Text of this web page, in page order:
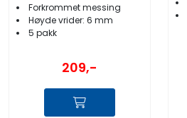
Forkrommet messing
Høyde vrider: 6 mm
5 pakk
209,-